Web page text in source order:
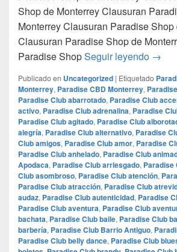
Shop de Monterrey Clausuran
Monterrey Clausuran Paradise
Clausuran Paradise Shop de
Paradise ShopSeguir leyendo →
Publicado en Uncategorized | Etiquetado
Monterrey, Paradise CBD Monterrey,
Paradise Club abarrotado, Paradise Club
activo, Paradise Club adrenalina, Paradise
Paradise Club agitado, Paradise Club
alegría, Paradise Club alternativo, Paradise
Club amigos, Paradise Club amor, Paradise
Paradise Club anhelado, Paradise Club
Apodaca, Paradise Club arriesgado, Paradise
Club asombroso, Paradise Club atención,
Paradise Club atracción, Paradise Club
audaz, Paradise Club autenticidad, Paradise
Paradise Club aventura, Paradise Club
bachata, Paradise Club baile, Paradise Club
barbería, Paradise Club Barrio Antiguo,
Paradise Club belly dance, Paradise Club